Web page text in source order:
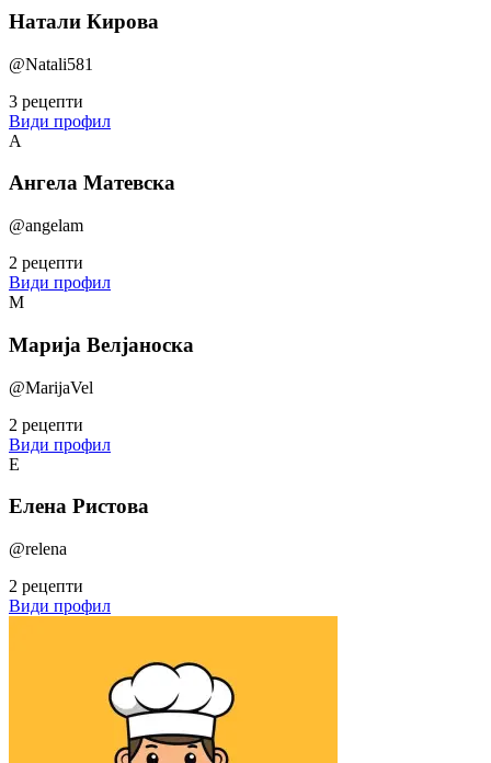
Натали Кирова
@Natali581
3 рецепти
Види профил
А
Ангела Матевска
@angelam
2 рецепти
Види профил
М
Марија Велјаноска
@MarijaVel
2 рецепти
Види профил
Е
Елена Ристова
@relena
2 рецепти
Види профил